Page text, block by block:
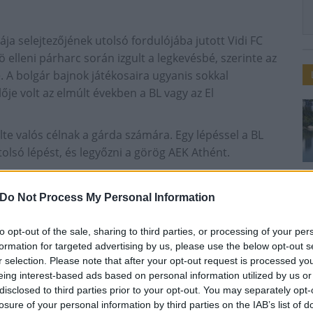
Do Not Process My Personal Information
opt-out of the sale, sharing to third parties, or processing of your
for targeted advertising by us, please use the below opt-out
selection. Please note that after your opt-out request is processed
interest-based ads based on personal information utilized by us
to third parties prior to your opt-out. You may separately
of your personal information by third parties on the IAB’s list of
selejtezőjének utolsó fordulójába jutott Vidi FC
párharc során izgult a legkevésbé, szerinte az
bolgár bajnok játékosaira ugyanis sokkal
volt az elmúlt években a BL vagy az El
valós célnak a gárda számára. Egy lépéssel a BL
lépést, és legyőzni a görög AEK Athént.
vadásznak
kemény időszak vár rá és munkatársaira,
szerződtetésére. Az a cél, hogy valódi erősítést
utalt, hogy most már olyan külföldi játékosok is
jöttek volna Magyarországra.